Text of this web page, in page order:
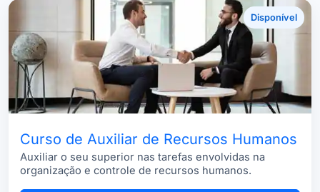
Disponível
Curso de Auxiliar de Recursos Humanos
Auxiliar o seu superior nas tarefas envolvidas na
organização e controle de recursos humanos.